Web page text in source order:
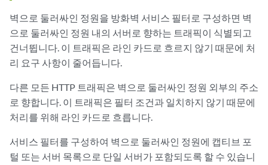
벽으로 둘러싸인 정원을 방화벽 서비스 필터로 구성하면 벽
으로 둘러싸인 정원 내의 서버로 향하는 트래픽이 식별되고
건너뜁니다. 이 트래픽은 라인 카드로 흐르지 않기 때문에 처
리 요구 사항이 줄어듭니다.
다른 모든 HTTP 트래픽은 벽으로 둘러싸인 정원 외부의 주소
로 향합니다. 이 트래픽은 필터 조건과 일치하지 않기 때문에
처리를 위해 라인 카드로 흐릅니다.
서비스 필터를 구성하여 벽으로 둘러싸인 정원에 캡티브 포
털 또는 서버 목록으로 단일 서버가 포함되도록 할 수 있습니